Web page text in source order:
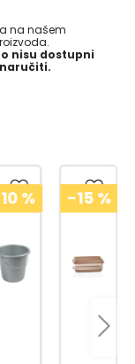
na našem
nisu dostupni
% -15 %